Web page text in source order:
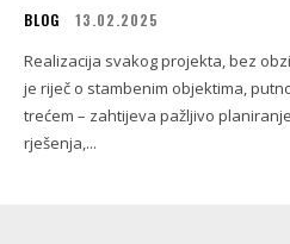
BLOG 13.02.2025
Realizacija svakog projekta, bez
je riječ o stambenim objektima,
trećem – zahtijeva pažljivo
rješenja,...